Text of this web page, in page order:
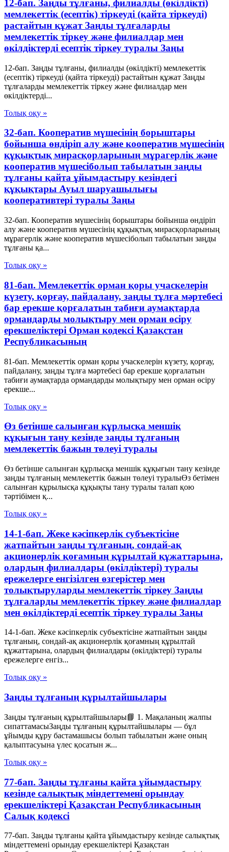
12-бап. Заңды тұлғаны, филиалды (өкiлдiктi)
мемлекеттiк (есептiк) тiркеуді (қайта тіркеуді)
растайтын құжат Заңды тұлғаларды
мемлекеттік тіркеу және филиалдар мен
өкілдіктерді есептік тіркеу туралы Заңы
12-бап. Заңды тұлғаны, филиалды (өкiлдiктi) мемлекеттiк
(есептiк) тiркеуді (қайта тіркеуді) растайтын құжат Заңды
тұлғаларды мемлекеттік тіркеу және филиалдар мен
өкілдіктерді...
Толық оқу »
32-бап. Кооператив мүшесiнiң борыштары
бойынша өндiрiп алу және кооператив мүшесiнiң
құқықтық мирасқорларының мұрагерлік және
кооператив мүшесiболып табылатын заңды
тұлғаны қайта ұйымдастыру кезiндегi
құқықтары Ауыл шаруашылығы
кооперативтері туралы Заңы
32-бап. Кооператив мүшесiнiң борыштары бойынша өндiрiп
алу және кооператив мүшесiнiң құқықтық мирасқорларының
мұрагерлік және кооператив мүшесiболып табылатын заңды
тұлғаны қа...
Толық оқу »
81-бап. Мемлекеттiк орман қоры учаскелерiн
күзету, қорғау, пайдалану, заңды тұлға мәртебесi
бар ерекше қорғалатын табиғи аумақтарда
ормандарды молықтыру мен орман өсiру
ерекшелiктерi Орман кодексі Қазақстан
Республикасының
81-бап. Мемлекеттiк орман қоры учаскелерiн күзету, қорғау,
пайдалану, заңды тұлға мәртебесi бар ерекше қорғалатын
табиғи аумақтарда ормандарды молықтыру мен орман өсiру
ерекше...
Толық оқу »
Өз бетінше салынған құрлысқа меншік
құқығын тану кезінде заңды тұлғаның
мемлекеттік бажын төлеуі туралы
Өз бетінше салынған құрлысқа меншік құқығын тану кезінде
заңды тұлғаның мемлекеттік бажын төлеуі туралыӨз бетiмен
салынған құрылысқа құқықты тану туралы талап қою
тәртiбiмен қ...
Толық оқу »
14-1-бап. Жеке кәсіпкерлік субъектісіне
жатпайтын заңды тұлғаның, сондай-ақ
акционерлік қоғамның құрылтай құжаттарына,
олардың филиалдары (өкілдіктері) туралы
ережелерге енгізілген өзгерістер мен
толықтыруларды мемлекеттік тіркеу Заңды
тұлғаларды мемлекеттік тіркеу және филиалдар
мен өкілдіктерді есептік тіркеу туралы Заңы
14-1-бап. Жеке кәсіпкерлік субъектісіне жатпайтын заңды
тұлғаның, сондай-ақ акционерлік қоғамның құрылтай
құжаттарына, олардың филиалдары (өкілдіктері) туралы
ережелерге енгіз...
Толық оқу »
Заңды тұлғаның құрылтайшылары
Заңды тұлғаның құрылтайшылары📘 1. Мақаланың жалпы
сипаттамасыЗаңды тұлғаның құрылтайшылары — бұл
ұйымды құру бастамашысы болып табылатын және оның
қалыптасуына үлес қосатын ж...
Толық оқу »
77-бап. Заңды тұлғаны қайта ұйымдастыру
кезінде салықтық міндеттемені орындау
ерекшеліктері Қазақстан Республикасының
Салық кодексі
77-бап. Заңды тұлғаны қайта ұйымдастыру кезінде салықтық
міндеттемені орындау ерекшеліктері Қазақстан